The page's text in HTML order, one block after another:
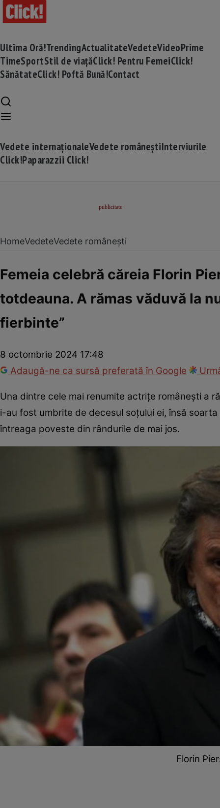
Ultima Oră!TrendingActualitateVedeteVideoPrime
TimeSportStil de viațăClick! Pentru FemeiClick!
SănătateClick! Poftă Bună!Contact
Vedete internaționaleVedete româneștiInterviurile
Click!Paparazzii Click!
HomeVedeteVedete românești
Femeia celebră căreia Florin
totdeauna. A rămas văduvă la
fierbinte”
8 octombrie 2024 17:48
Adaugă-ne ca sursă preferată în Google
Una dintre cele mai renumite actrițe românești a
i-au fost umbrite de decesul soțului ei, însă
întreaga poveste din rândurile de mai jos.
Florin